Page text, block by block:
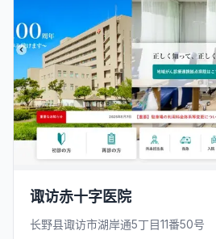
诹访赤十字医院
长野县诹访市湖岸通5丁目11番50号